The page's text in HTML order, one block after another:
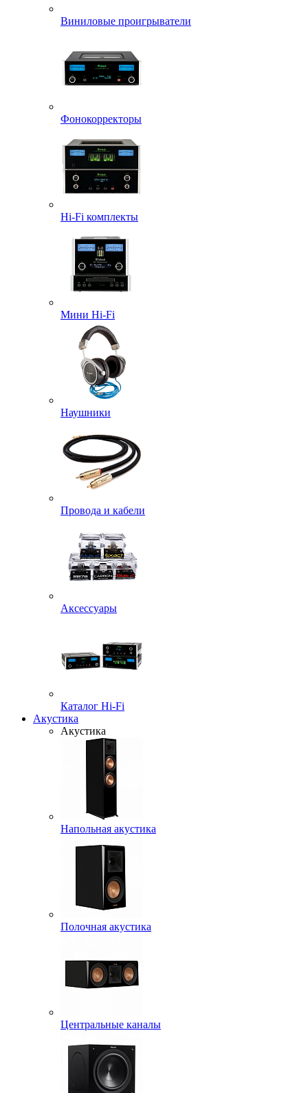
Виниловые проигрыватели
Фонокорректоры
Hi-Fi комплекты
Мини Hi-Fi
Наушники
Провода и кабели
Аксессуары
Каталог Hi-Fi
Акустика
Акустика
Напольная акустика
Полочная акустика
Центральные каналы